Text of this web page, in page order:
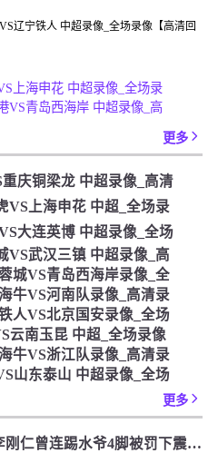
辽宁铁人 中超录像_全场录像【高清回
上海申花 中超录像_全场录
VS青岛西海岸 中超录像_高
更多
庆铜梁龙 中超录像_高清
VS上海申花 中超_全场录
大连英博 中超录像_全场
VS武汉三镇 中超录像_高
城VS青岛西海岸录像_全
牛VS河南队录像_高清录
人VS北京国安录像_全场
云南玉昆 中超_全场录像
牛VS浙江队录像_高清录
山东泰山 中超录像_全场
更多
【精彩剪辑】重回西甲！李刚仁曾连踢水爷4脚被罚下震惊足坛